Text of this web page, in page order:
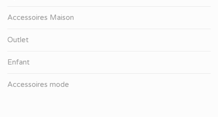
Accessoires Maison
Outlet
Enfant
Accessoires mode